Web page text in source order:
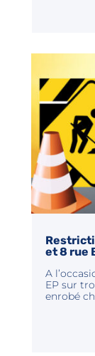
et 8 rue
A
EP sur
enrobé